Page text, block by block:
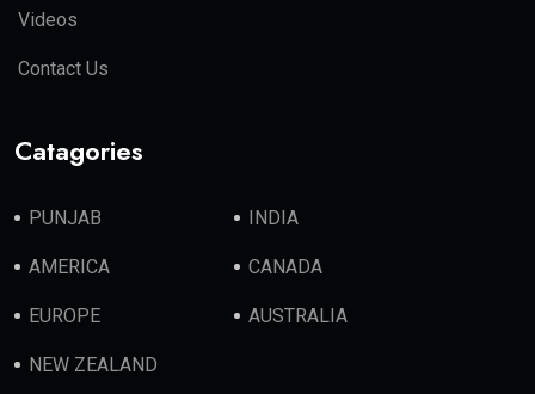
Videos
Contact Us
Catagories
PUNJAB INDIA
AMERICA CANADA
EUROPE AUSTRALIA
NEW ZEALAND